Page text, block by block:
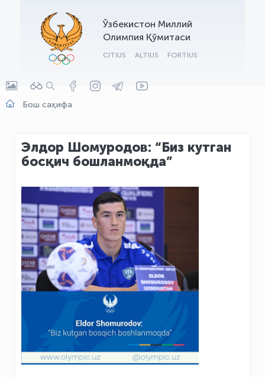
Ўзбекистон Миллий
Олимпия Қўмитаси
CITIUS ALTIUS FORTIUS
Бош саҳифа
Элдор Шомуродов: “Биз кутган
босқич бошланмоқда”
OLYMPCHIK AI - yordamchi
Онлайн · olympic.uz